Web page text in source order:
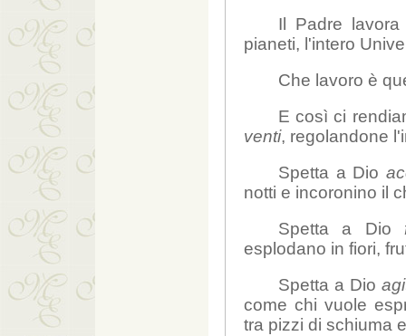
Il Padre
pianeti, l'intero
Che lavoro è
E così ci
venti, regolandone
Spetta a Dio
notti e incoronino il
Spetta a Dio
esplodano in fiori,
Spetta a Dio
come chi vuole
tra pizzi di schiuma